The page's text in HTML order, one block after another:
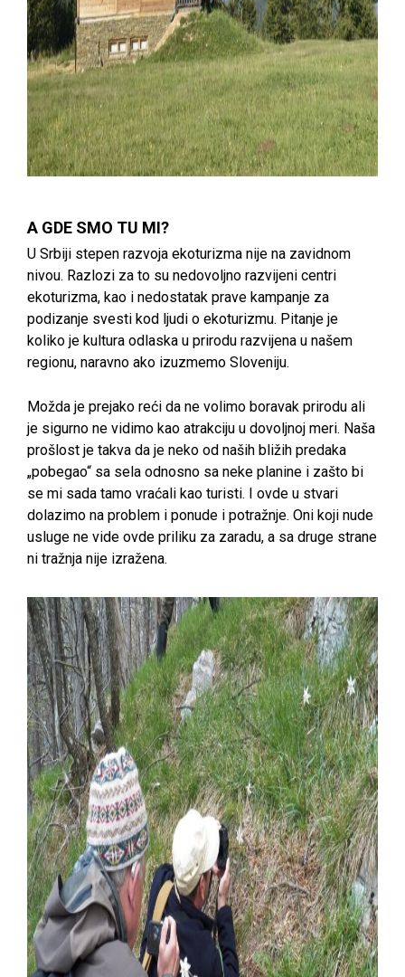
A GDE SMO TU MI?
U Srbiji stepen razvoja ekoturizma nije na zavidnom
nivou. Razlozi za to su nedovoljno razvijeni centri
ekoturizma, kao i nedostatak prave kampanje za
podizanje svesti kod ljudi o ekoturizmu. Pitanje je
koliko je kultura odlaska u prirodu razvijena u našem
regionu, naravno ako izuzmemo Sloveniju.
Možda je prejako reći da ne volimo boravak prirodu ali
je sigurno ne vidimo kao atrakciju u dovoljnoj meri. Naša
prošlost je takva da je neko od naših bližih predaka
„pobegao“ sa sela odnosno sa neke planine i zašto bi
se mi sada tamo vraćali kao turisti. I ovde u stvari
dolazimo na problem i ponude i potražnje. Oni koji nude
usluge ne vide ovde priliku za zaradu, a sa druge strane
ni tražnja nije izražena.